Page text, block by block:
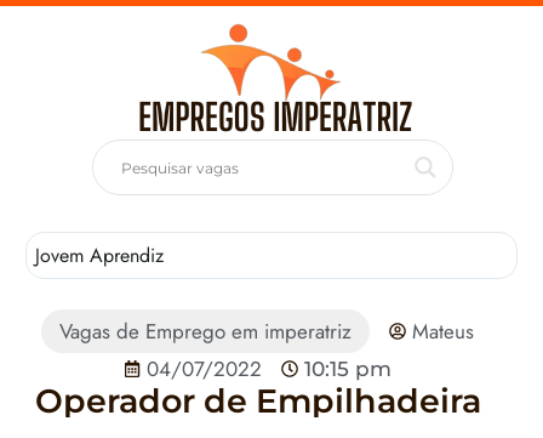
Jovem Aprendiz
Vagas de Emprego em imperatriz
Mateus
04/07/2022
10:15 pm
Operador de Empilhadeira